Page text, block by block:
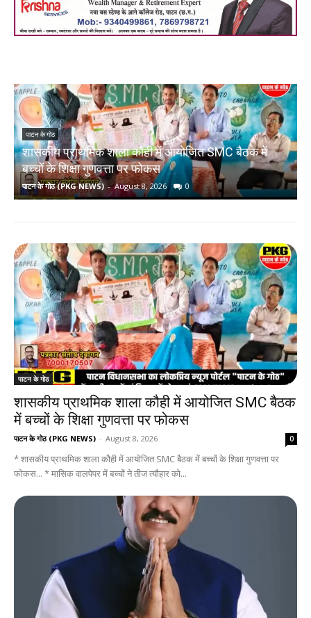
पाटन के गोठ
शासकीय प्राथमिक शाला कौही में आयोजित SMC बैठक में
बच्चों के शिक्षा गुणवत्ता पर फोकस
पाटन के गोठ (PKG NEWS) - August 8, 2026 0
पाटन के गोठ
शासकीय प्राथमिक शाला कौही में आयोजित SMC बैठक
में बच्चों के शिक्षा गुणवत्ता पर फोकस
पाटन के गोठ (PKG NEWS) - August 8, 2026 0
* शासकीय प्राथमिक शाला कौही में आयोजित SMC बैठक में बच्चों के शिक्षा गुणवत्ता पर
फोकस... * मासिक वालपेपर में बच्चों ने तीज त्यौहार को...